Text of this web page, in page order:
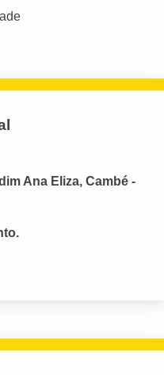
Ana Eliza, Cambé -